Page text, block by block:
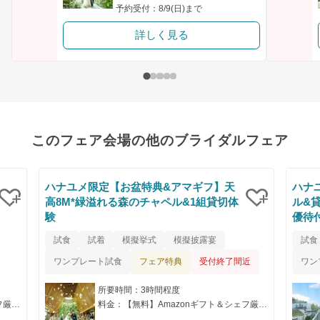
予約受付：8/9(日)まで
詳しく見る
このフェア会場の他のブライダルフェア
クリップ クリップ
ハナユメ限定【お盆特典&アマギフ】天
高8M*緑溢れる森のチャペル&1組貸切体
験
試食 試着 模擬挙式 模擬披露宴
ワンプレート試食 フェア特典 受付終了間近
所要時間：3時間程度
ハナ
ル&
優待
試食
ワ